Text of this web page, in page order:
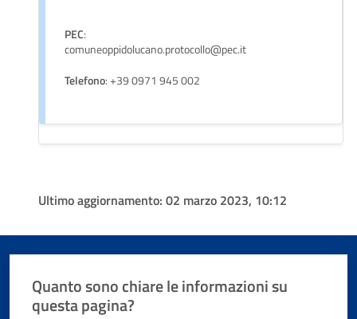
PEC:
comuneoppidolucano.protocollo@pec.it
Telefono: +39 0971 945 002
Ultimo aggiornamento: 02 marzo 2023, 10:12
Quanto sono chiare le informazioni su
questa pagina?